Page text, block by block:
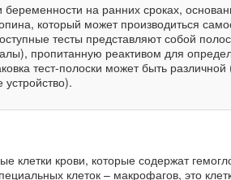
на ранних сроках,
который может производиться
тесты представляют собой
пропитанную реактивом для
тест-полоски может быть
клетки крови, которые содержат
клеток – макрофагов, это